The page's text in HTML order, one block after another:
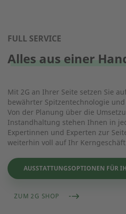
FULL SERVICE
Alles aus einer
Mit 2G an Ihrer Seite setzen Sie
bewährter Spitzentechnologie
Von der Planung über die
Instandhaltung stehen Ihnen in
Expertinnen und Experten zur
weiterhin voll auf Ihr
AUSSTATTUNGSOPTIONEN FÜR
ZUM 2G SHOP